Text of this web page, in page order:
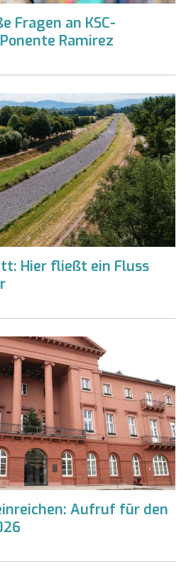
Fragen an KSC-
Ramirez
Hier fließt ein Fluss
Aufruf für den